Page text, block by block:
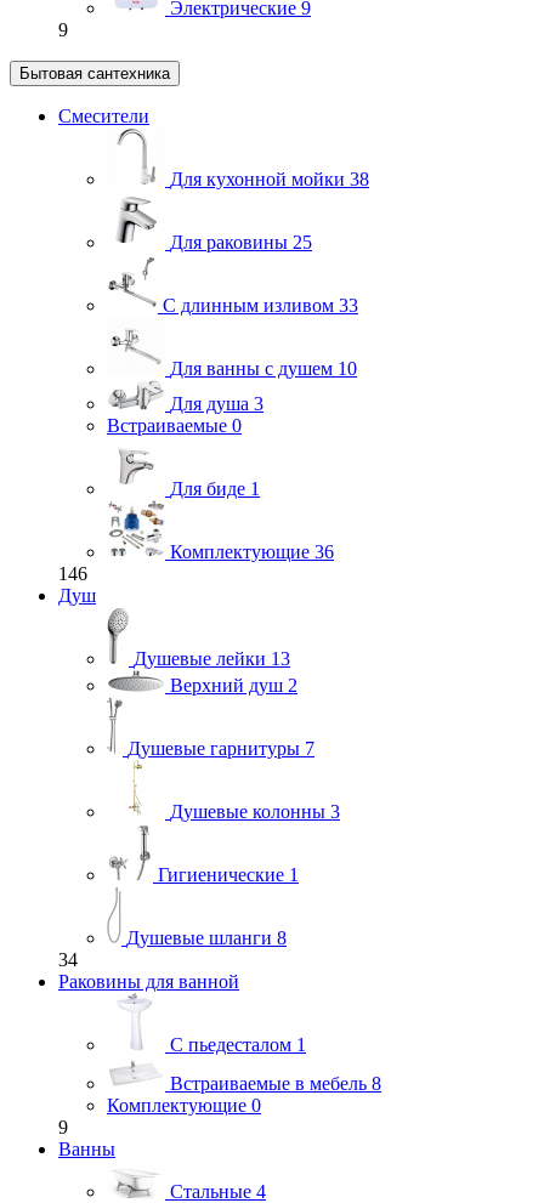
Электрические 9
9
Бытовая сантехника
Смесители
Для кухонной мойки 38
Для раковины 25
С длинным изливом 33
Для ванны с душем 10
Для душа 3
Встраиваемые 0
Для биде 1
Комплектующие 36
146
Душ
Душевые лейки 13
Верхний душ 2
Душевые гарнитуры 7
Душевые колонны 3
Гигиенические 1
Душевые шланги 8
34
Раковины для ванной
С пьедесталом 1
Встраиваемые в мебель 8
Комплектующие 0
9
Ванны
Стальные 4